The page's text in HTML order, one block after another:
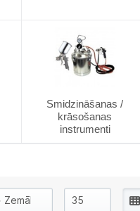
Smidzināšanas /
krāsošanas
instrumenti